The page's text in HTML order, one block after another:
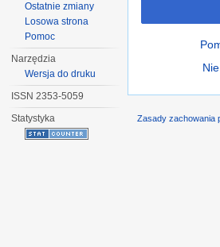
Ostatnie zmiany
Losowa strona
Pomoc
Narzędzia
Wersja do druku
ISSN 2353-5059
Statystyka
Zasady zachowania